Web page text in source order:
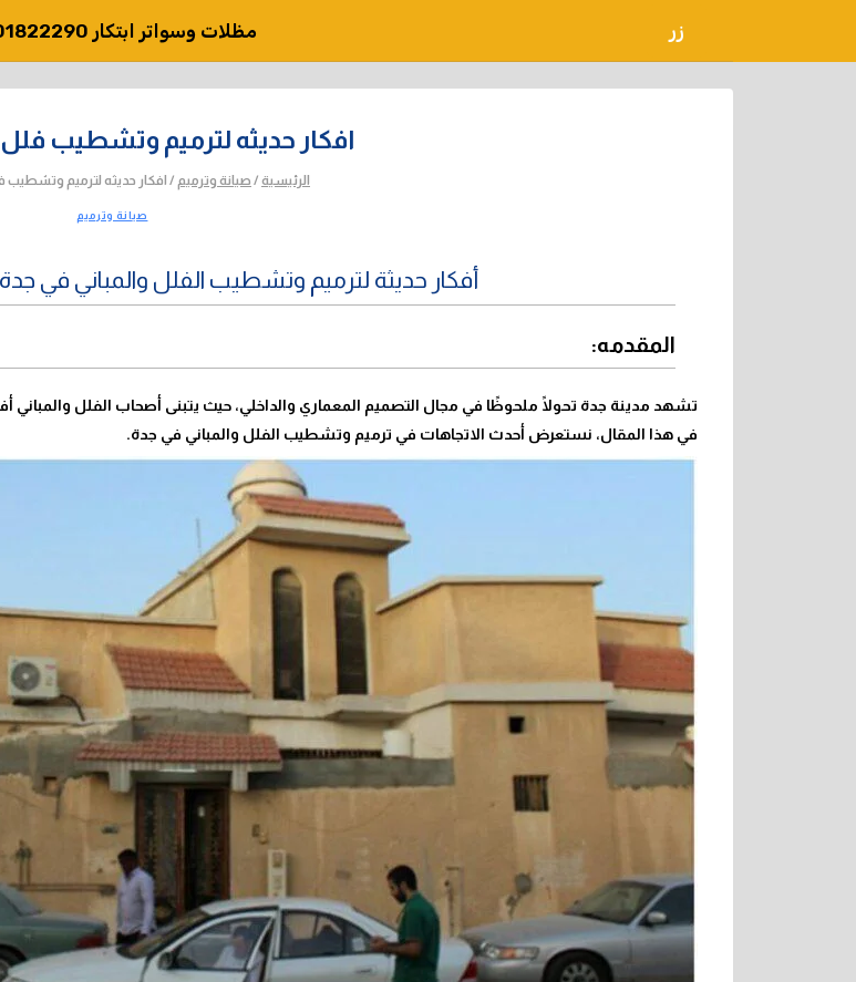
زر مظلات وسواتر ابتكار 0501822290
افكار حديثه لترميم وتشطيب فلل
الرئيسية / صيانة وترميم / افكار حديثه لترميم وتشطيب
صيانة وترميم
أفكار حديثة لترميم وتشطيب الفلل والمباني في
المقدمه:
تشهد مدينة جدة تحولًا ملحوظًا في مجال التصميم المعماري والداخلي، حيث يتبنى أصحاب الفلل والمباني
في هذا المقال، نستعرض أحدث الاتجاهات في ترميم وتشطيب الفلل والمباني في جدة.